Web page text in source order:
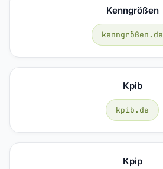
Kenngrößen
kenngrößen.de
Kpib
kpib.de
Kpip